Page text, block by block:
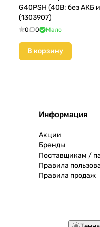
G40PSH (40В; без АКБ
(1303907)
0 0 Мало
В корзину
Информация
Акции
Бренды
Поставщикам /
Правила
Правила продаж